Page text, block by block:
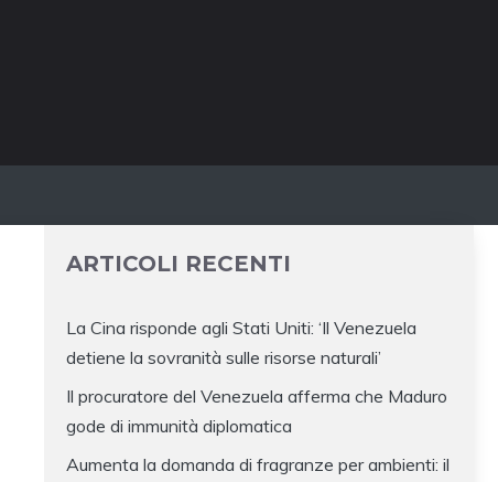
ARTICOLI RECENTI
La Cina risponde agli Stati Uniti: ‘Il Venezuela
detiene la sovranità sulle risorse naturali’
Il procuratore del Venezuela afferma che Maduro
gode di immunità diplomatica
Aumenta la domanda di fragranze per ambienti: il